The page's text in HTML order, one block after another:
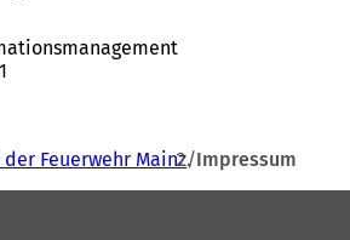
Feuerwehr Mainz Impressum